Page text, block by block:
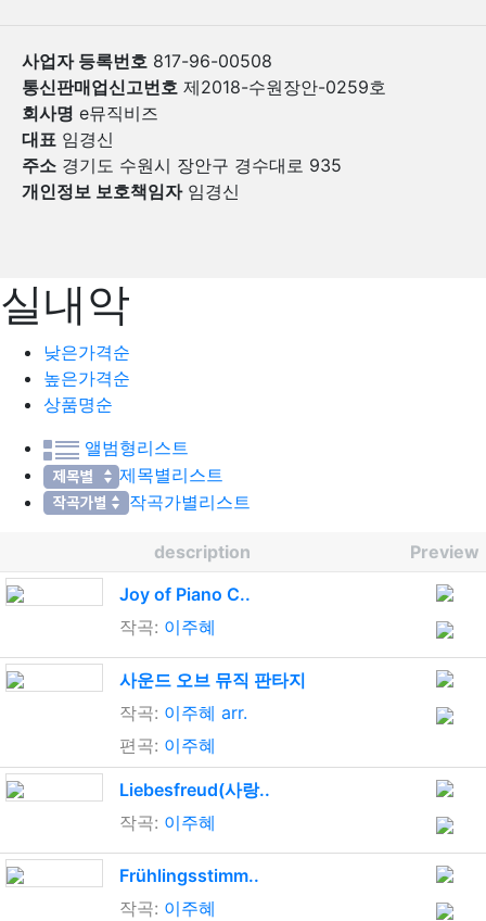
사업자 등록번호 817-96-00508
통신판매업신고번호 제2018-수원장안-0259호
회사명 e뮤직비즈
대표 임경신
주소 경기도 수원시 장안구 경수대로 935
개인정보 보호책임자임경신
실내악
낮은가격순
높은가격순
상품명순
앨범형리스트
제목별리스트
작곡가별리스트
description
Preview
Joy of Piano C..
작곡: 이주혜
사운드 오브 뮤직 판타지
작곡: 이주혜 arr.
편곡: 이주혜
Liebesfreud(사랑..
작곡: 이주혜
Frühlingsstimm..
작곡: 이주혜